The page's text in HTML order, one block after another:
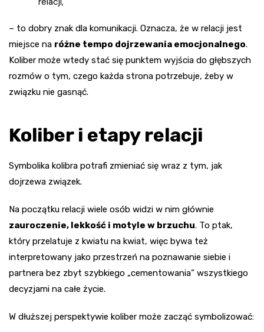
– to dobry znak dla komunikacji. Oznacza, że w relacji jest
miejsce na różne tempo dojrzewania emocjonalnego.
Koliber może wtedy stać się punktem wyjścia do głębszych
rozmów o tym, czego każda strona potrzebuje, żeby w
związku nie gasnąć.
Koliber i etapy relacji
Symbolika kolibra potrafi zmieniać się wraz z tym, jak
dojrzewa związek.
Na początku relacji wiele osób widzi w nim głównie
zauroczenie, lekkość i motyle w brzuchu. To ptak,
który przelatuje z kwiatu na kwiat, więc bywa też
interpretowany jako przestrzeń na poznawanie siebie i
partnera bez zbyt szybkiego „cementowania” wszystkiego
decyzjami na całe życie.
W dłuższej perspektywie koliber może zacząć symbolizować: